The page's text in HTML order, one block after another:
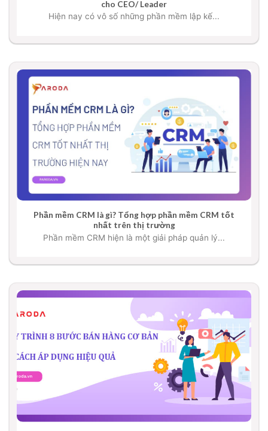
cho CEO/ Leader
Hiện nay có vô số những phần mềm lập kế...
Phần mềm CRM là gì? Tổng hợp phần mềm CRM tốt
nhất trên thị trường
Phần mềm CRM hiện là một giải pháp quản lý...